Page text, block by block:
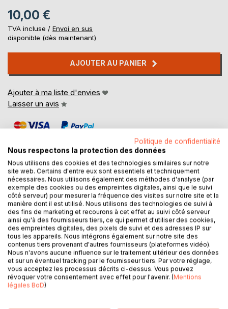
10,00 €
TVA incluse / Envoi en sus
disponible (dès maintenant)
AJOUTER AU PANIER
Ajouter à ma liste d'envies
Laisser un avis
DESCRIPTION
L'auteur endosse de nouveau le costume de Julien des
Faunes et confie à Guillaume (le jeune architecte
prétendument rencontré à Pushkar, en Inde) le soin de
détricoter son parcours de vie qu'il qualifie de "B'hasard
des coïncidences" : des années 70/80, débridées, aux
années 95/2015, plus sérieuses.
Le narrateur jongle avec les éléments qui ponctuèrent la
vie de l'auteur, de conseiller technique et consultant dans
en Afrique de l'Ouest, et au-delà, en même temps que
Politique de confidentialité
Nous respectons la protection des données
Nous utilisons des cookies et des technologies similaires sur notre
site web. Certains d'entre eux sont essentiels et techniquement
nécessaires. Nous utilisons également des méthodes d'analyse (par
exemple des cookies ou des empreintes digitales, ainsi que le suivi
côté serveur) pour mesurer la fréquence des visites sur notre site et la
manière dont il est utilisé. Nous utilisons des technologies de suivi à
des fins de marketing et recourons à cet effet au suivi côté serveur
ainsi qu'à des fournisseurs tiers, ce qui permet d'utiliser des cookies,
des empreintes digitales, des pixels de suivi et des adresses IP sur
tous les appareils. Nous intégrons également sur notre site des
contenus tiers provenant d'autres fournisseurs (plateformes vidéo).
Nous n'avons aucune influence sur le traitement ultérieur des données
et sur un éventuel tracking par le fournisseur tiers. Par votre réglage,
vous acceptez les processus décrits ci-dessus. Vous pouvez
révoquer votre consentement avec effet pour l'avenir. (Mentions
légales BoD)